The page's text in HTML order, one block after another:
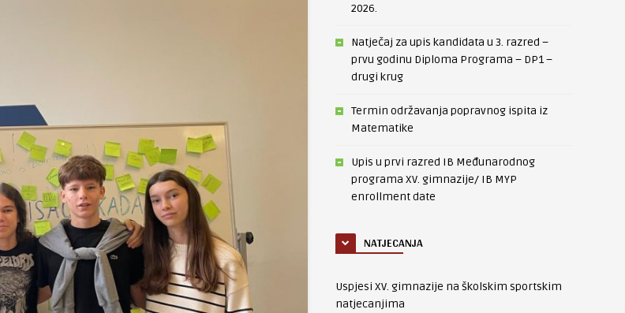
2026.
Natječaj za upis kandidata u 3. razred –
prvu godinu Diploma Programa – DP1 –
drugi krug
Termin održavanja popravnog ispita iz
Matematike
Upis u prvi razred IB Međunarodnog
programa XV. gimnazije/ IB MYP
enrollment date
NATJECANJA
Uspjesi XV. gimnazije na školskim sportskim
natjecanjima